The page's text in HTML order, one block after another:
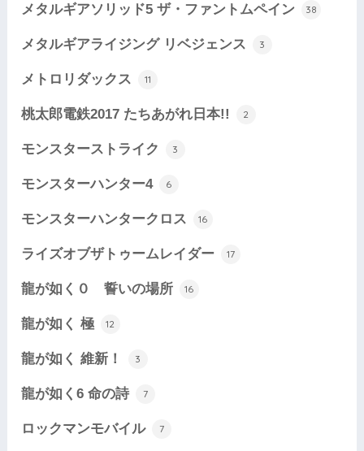
メタルギアソリッド5 ザ・ファントムペイン 38
メタルギアライジング リベジェンス 3
メトロリダックス 11
桃太郎電鉄2017 たちあがれ日本!! 2
モンスターストライク 3
モンスターハンター4 6
モンスターハンタークロス 16
ライズオブザトゥームレイダー 17
龍が如く０ 誓いの場所 16
龍が如く 極 12
龍が如く 維新！ 3
龍が如く6 命の詩 7
ロックマンモバイル 7